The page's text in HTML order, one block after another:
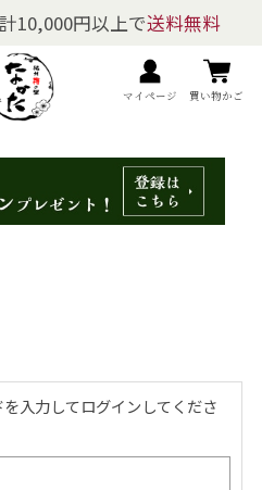
10,000円以上で送料無料
マイページ 買い物かご
一覧
入力してログインしてくださ